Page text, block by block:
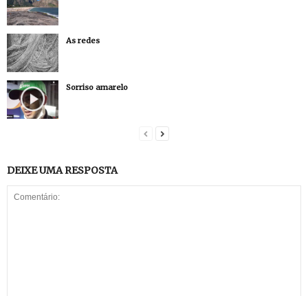
As redes
Sorriso amarelo
DEIXE UMA RESPOSTA